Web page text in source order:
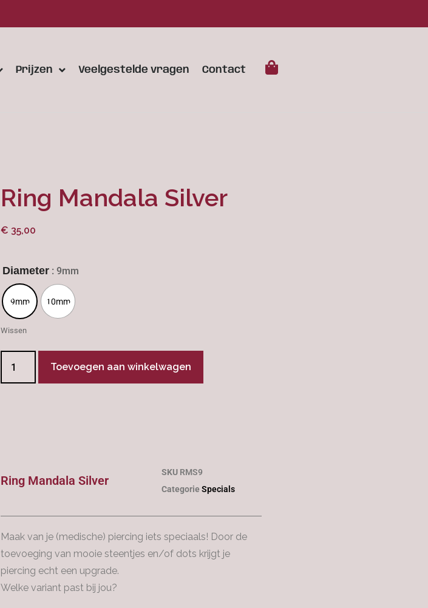
Prijzen Veelgestelde vragen Contact
Ring Mandala Silver
€ 35,00
Diameter : 9mm
9mm 10mm
Wissen
Toevoegen aan winkelwagen
Ring Mandala Silver
SKU RMS9
Categorie Specials
Maak van je (medische) piercing iets speciaals! Door de
toevoeging van mooie steentjes en/of dots krijgt je
piercing echt een upgrade.
Welke variant past bij jou?